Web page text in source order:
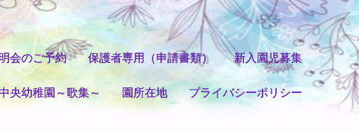
会のご予約 保護者専用（申請書類） 新入園児募集
央幼稚園～歌集～ 園所在地 プライバシーポリシー